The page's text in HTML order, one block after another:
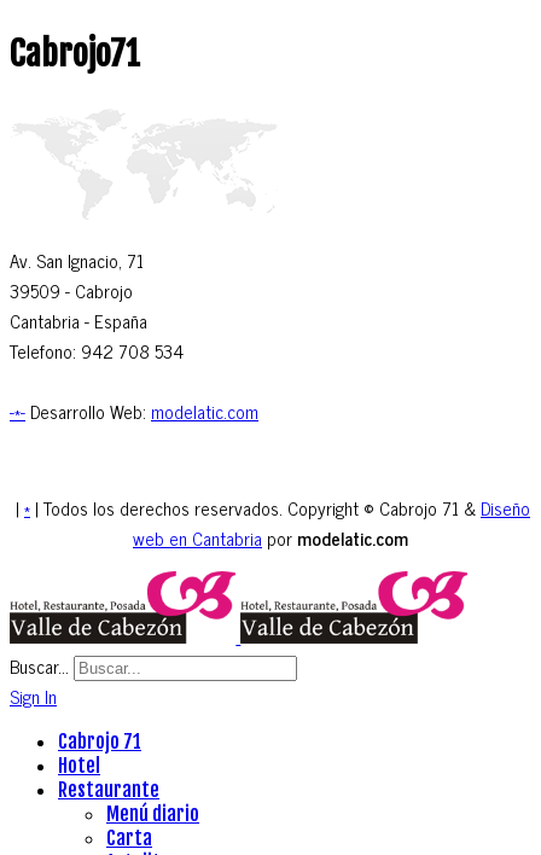
Cabrojo71
Av. San Ignacio, 71
39509 - Cabrojo
Cantabria - España
Telefono: 942 708 534
-*- Desarrollo Web: modelatic.com
| * | Todos los derechos reservados. Copyright © Cabrojo 71 & Diseño
web en Cantabria por modelatic.com
Buscar...
Sign In
Cabrojo 71
Hotel
Restaurante
Menú diario
Carta